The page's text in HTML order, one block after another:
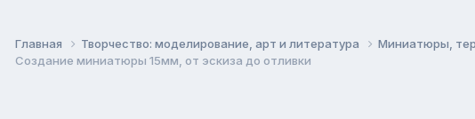
Главная Творчество: моделирование, арт и литература Миниатюры,
Создание миниатюры 15мм, от эскиза до отливки